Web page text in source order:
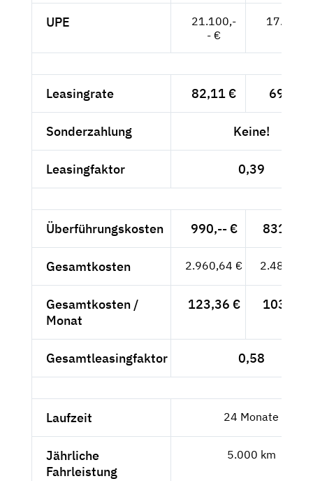
UPE
21.100,-
- €
17.731,-
Leasingrate 82,11 € 69,-- €
Sonderzahlung Keine!
Leasingfaktor 0,39
Überführungskosten 990,-- € 831,93
Gesamtkosten 2.960,64 € 2.487,93
Gesamtkosten /
Monat
123,36 € 103,66
Gesamtleasingfaktor 0,58
Laufzeit 24 Monate
Jährliche
Fahrleistung
5.000 km